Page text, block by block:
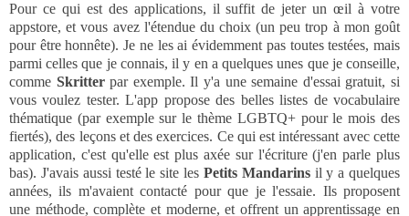
Pour ce qui est des applications, il suffit de jeter un œil à votre
appstore, et vous avez l'étendue du choix (un peu trop à mon goût
pour être honnête). Je ne les ai évidemment pas toutes testées, mais
parmi celles que je connais, il y en a quelques unes que je conseille,
comme Skritterpar exemple. Il y'a une semaine d'essai gratuit, si
vous voulez tester. L'app propose des belles listes de vocabulaire
thématique (par exemple sur le thème LGBTQ+ pour le mois des
fiertés), des leçons et des exercices. Ce qui est intéressant avec cette
application, c'est qu'elle est plus axée sur l'écriture (j'en parle plus
bas). J'avais aussi testé le site les Petits Mandarinsil y a quelques
années, ils m'avaient contacté pour que je l'essaie. Ils proposent
une méthode, complète et moderne, et offrent un apprentissage en